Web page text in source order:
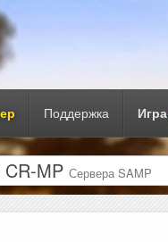
Поддержка Игра
MP Сервера SAMP